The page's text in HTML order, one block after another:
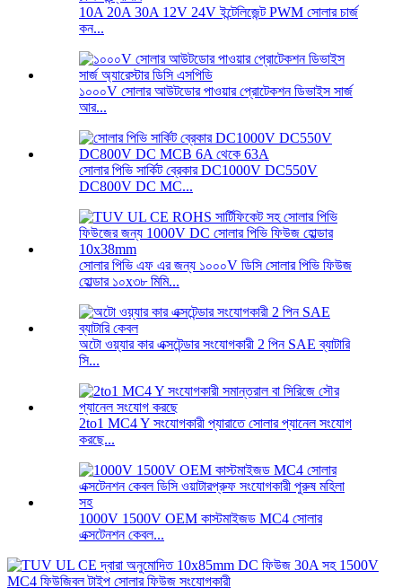
10A 20A 30A 12V 24V ইন্টেলিজেন্ট PWM সোলার চার্জ
কন...
১০০০V সোলার আউটডোর পাওয়ার প্রোটেকশন ডিভাইস সার্জ
আর...
সোলার পিভি সার্কিট ব্রেকার DC1000V DC550V
DC800V DC MC...
সোলার পিভি এফ এর জন্য ১০০০V ডিসি সোলার পিভি ফিউজ
হোল্ডার ১০x৩৮ মিমি...
অটো ওয়্যার কার এক্সটেন্ডার সংযোগকারী 2 পিন SAE ব্যাটারি
সি...
2to1 MC4 Y সংযোগকারী প্যারাতে সোলার প্যানেল সংযোগ
করছে...
1000V 1500V OEM কাস্টমাইজড MC4 সোলার
এক্সটেনশন কেবল...